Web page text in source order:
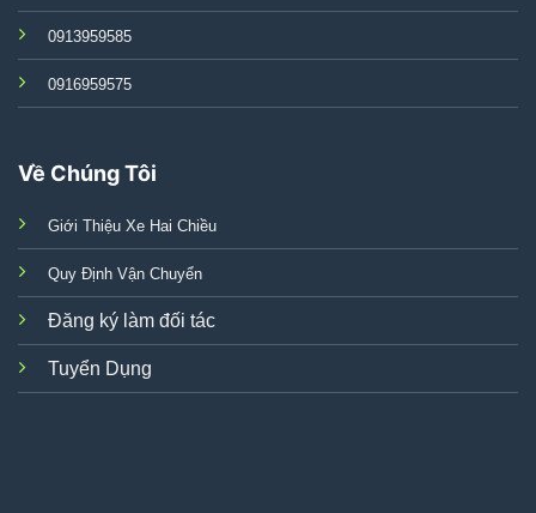
0913959585
0916959575
Về Chúng Tôi
Giới Thiệu Xe Hai Chiều
Quy Định Vận Chuyển
Đăng ký làm đối tác
Tuyển Dụng